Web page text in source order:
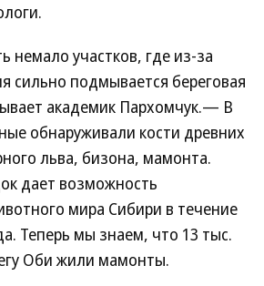
участков, где из-за
сильно подмывается береговая
академик Пархомчук.— В
обнаруживали кости древних
льва, бизона, мамонта.
дает возможность
мира Сибири в течение
Теперь мы знаем, что 13 тыс.
Оби жили мамонты.